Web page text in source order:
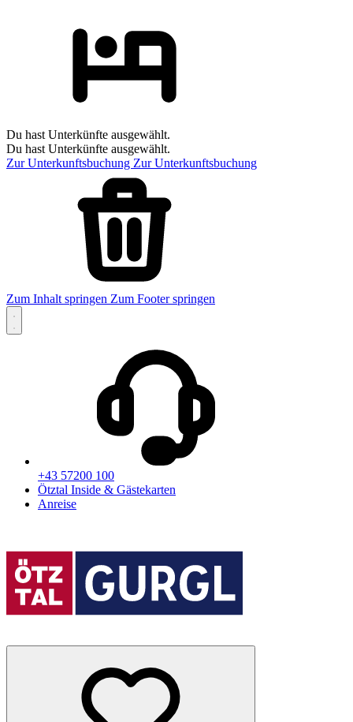
Du hast Unterkünfte ausgewählt.
Du hast Unterkünfte ausgewählt.
Zur Unterkunftsbuchung Zur Unterkunftsbuchung
Zum Inhalt springen Zum Footer springen
+43 57200 100
Ötztal Inside & Gästekarten
Anreise